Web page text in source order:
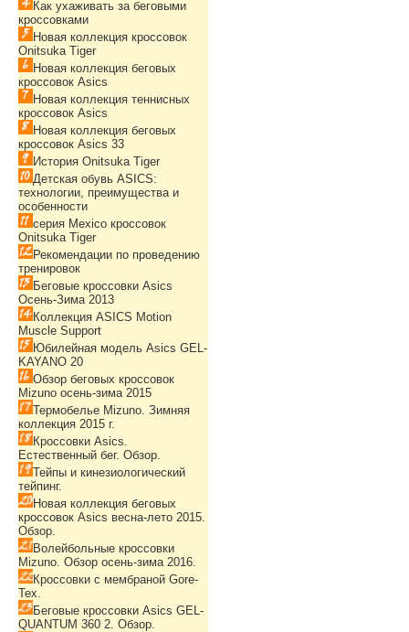
Как ухаживать за беговыми
кроссовками
Новая коллекция кроссовок
Onitsuka Tiger
Новая коллекция беговых
кроссовок Asics
Новая коллекция теннисных
кроссовок Asics
Новая коллекция беговых
кроссовок Asics 33
История Onitsuka Tiger
Детская обувь ASICS:
технологии, преимущества и
особенности
серия Mexico кроссовок
Onitsuka Tiger
Рекомендации по проведению
тренировок
Беговые кроссовки Asics
Осень-Зима 2013
Коллекция ASICS Motion
Muscle Support
Юбилейная модель Asics GEL-
KAYANO 20
Обзор беговых кроссовок
Mizuno осень-зима 2015
Термобелье Mizuno. Зимняя
коллекция 2015 г.
Кроссовки Asics.
Естественный бег. Обзор.
Тейпы и кинезиологический
тейпинг.
Новая коллекция беговых
кроссовок Asics весна-лето 2015.
Обзор.
Волейбольные кроссовки
Mizuno. Обзор осень-зима 2016.
Кроссовки с мембраной Gore-
Tex.
Беговые кроссовки Asics GEL-
QUANTUM 360 2. Обзор.